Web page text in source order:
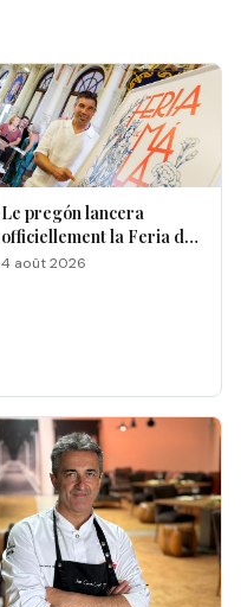
Le pregón lancera
officiellement la Feria de
Málaga 2026
4 août 2026